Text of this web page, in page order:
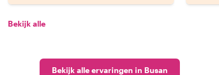
Bekijk alle
Bekijk alle ervaringen in Busan